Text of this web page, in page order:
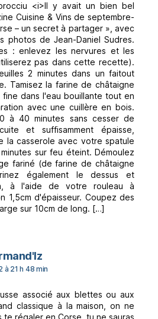
<i>Il y avait un bien bel
Cuisine & Vins de septembre-
– un secret à partager », avec
photos de Jean-Daniel Sudres.
: enlevez les nervures et les
pas dans cette recette).
2 minutes dans un faitout
Tamisez la farine de châtaigne
dans l'eau bouillante tout en
avec une cuillère en bois.
à 40 minutes sans cesser de
et suffisamment épaisse,
la casserole avec votre spatule
sur feu éteint. Démoulez
fariné (de farine de châtaigne
également le dessus et
à l'aide de votre rouleau à
1,5cm d'épaisseur. Coupez des
sur 10cm de long. […]
dit :
à 21 h 48 min
associé aux blettes ou aux
classique à la maison, on ne
te régaler en Corse, tu ne sauras